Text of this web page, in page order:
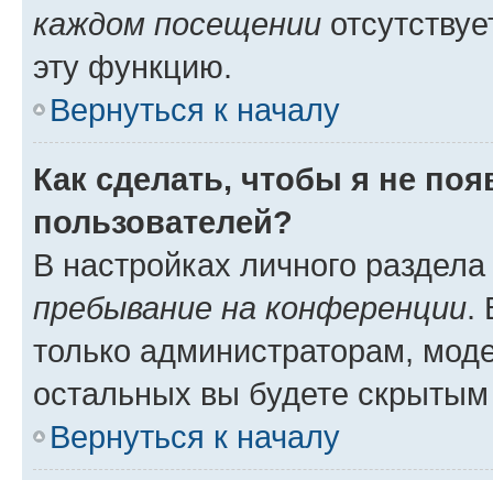
каждом посещении
эту функцию.
Вернуться к началу
Как сделать, чтобы я не
пользователей?
В настройках личного
пребывание на конференции.
только администраторам,
остальных вы будете
Вернуться к началу